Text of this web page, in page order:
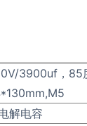
3900uf，85
解电容